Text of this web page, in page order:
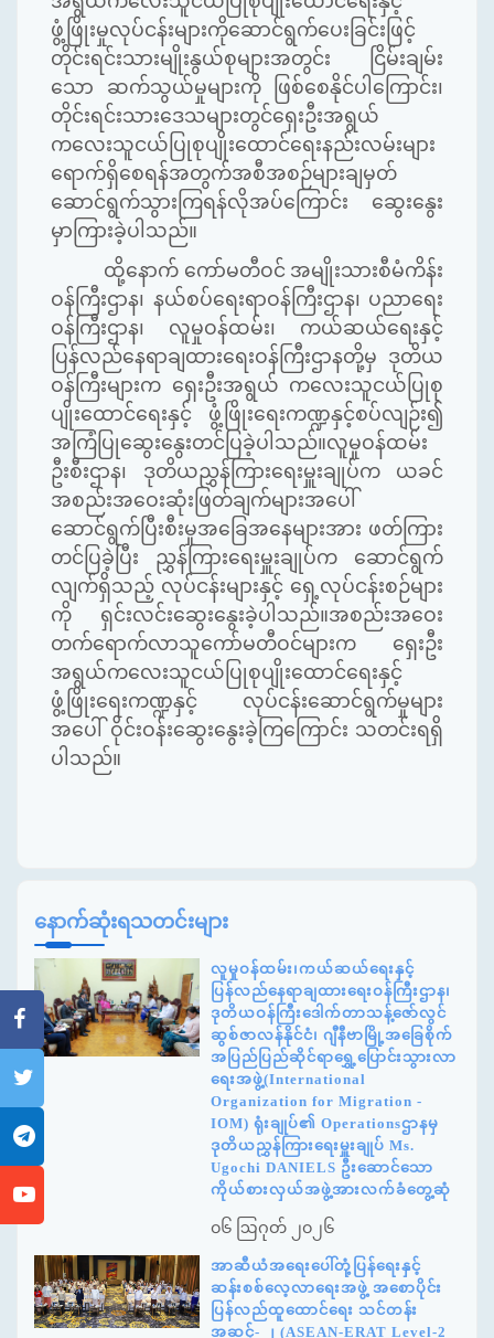
ဖွံ့ဖြိုးမှုလုပ်ငန်းများကိုဆောင်ရွက်ပေးခြင်းဖြင့်
တိုင်းရင်းသားမျိုးနွယ်စုများအတွင်း ငြိမ်းချမ်း
သော ဆက်သွယ်မှုများကို ဖြစ်စေနိုင်ပါကြောင်း၊
တိုင်းရင်းသားဒေသများတွင်ရှေးဦးအရွယ်
ကလေးသူငယ်ပြုစုပျိုးထောင်ရေးနည်းလမ်းများ
ရောက်ရှိစေရန်အတွက်အစီအစဉ်များချမှတ်
ဆောင်ရွက်သွားကြရန်လိုအပ်ကြောင်း ဆွေးနွေး
မှာကြားခဲ့ပါသည်။
ထို့နောက် ကော်မတီဝင် အမျိုးသားစီမံကိန်း
ဝန်ကြီးဌာန၊ နယ်စပ်ရေးရာဝန်ကြီးဌာန၊ ပညာရေး
ဝန်ကြီးဌာန၊ လူမှုဝန်ထမ်း၊ ကယ်ဆယ်ရေးနှင့်
ပြန်လည်နေရာချထားရေးဝန်ကြီးဌာနတို့မှ ဒုတိယ
ဝန်ကြီးများက ရှေးဦးအရွယ် ကလေးသူငယ်ပြုစု
ပျိုးထောင်ရေးနှင့် ဖွံ့ဖြိုးရေးကဏ္ဍနှင့်စပ်လျဉ်း၍
အကြံပြုဆွေးနွေးတင်ပြခဲ့ပါသည်။လူမှုဝန်ထမ်း
ဦးစီးဌာန၊ ဒုတိယညွှန်ကြားရေးမှူးချုပ်က ယခင်
အစည်းအဝေးဆုံးဖြတ်ချက်များအပေါ်
ဆောင်ရွက်ပြီးစီးမှုအခြေအနေများအား ဖတ်ကြား
တင်ပြခဲ့ပြီး ညွှန်ကြားရေးမှူးချုပ်က ဆောင်ရွက်
လျက်ရှိသည့် လုပ်ငန်းများနှင့် ရှေ့လုပ်ငန်းစဉ်များ
ကို ရှင်းလင်းဆွေးနွေးခဲ့ပါသည်။အစည်းအဝေး
တက်ရောက်လာသူကော်မတီဝင်များက ရှေးဦး
အရွယ်ကလေးသူငယ်ပြုစုပျိုးထောင်ရေးနှင့်
ဖွံ့ဖြိုးရေးကဏ္ဍနှင့် လုပ်ငန်းဆောင်ရွက်မှုများ
အပေါ် ဝိုင်းဝန်းဆွေးနွေးခဲ့ကြကြောင်း သတင်းရရှိ
ပါသည်။
နောက်ဆုံးရသတင်းများ
လူမှုဝန်ထမ်း၊ကယ်ဆယ်ရေးနှင့်
ပြန်လည်နေရာချထားရေးဝန်ကြီးဌာန၊
ဒုတိယဝန်ကြီးဒေါက်တာသန့်ဇော်လွင်
ဆွစ်ဇာလန်နိုင်ငံ၊ ဂျီနီဗာမြို့အခြေစိုက်
အပြည်ပြည်ဆိုင်ရာရွှေ့ပြောင်းသွားလာ
ရေးအဖွဲ့(International
Organization for Migration -
IOM) ရုံးချုပ်၏ Operationsဌာနမှ
ဒုတိယညွှန်ကြားရေးမှူးချုပ် Ms.
Ugochi DANIELS ဦးဆောင်သော
ကိုယ်စားလှယ်အဖွဲ့အားလက်ခံတွေ့ဆုံ
၀၆ ဩဂုတ် ၂၀၂၆
အာဆီယံအရေးပေါ်တုံ့ပြန်ရေးနှင့်
ဆန်းစစ်လေ့လာရေးအဖွဲ့ အစောပိုင်း
ပြန်လည်ထူထောင်ရေး သင်တန်း
အဆင့်- ၂ (ASEAN-ERAT Level-2